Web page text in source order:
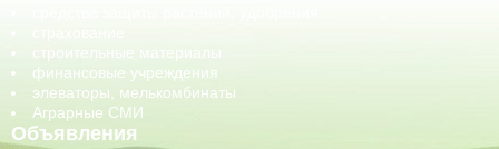
строительные материалы
финансовые учреждения
элеваторы, мелькомбинаты
Аграрные СМИ
Объявления